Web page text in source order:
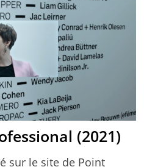
(2021)
sur le site de Point